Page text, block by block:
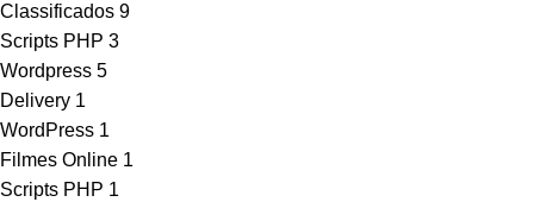
Classificados 9
Scripts PHP 3
Wordpress 5
Delivery 1
WordPress 1
Filmes Online 1
Scripts PHP 1